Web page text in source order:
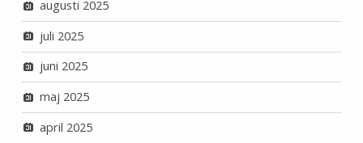
augusti 2025
juli 2025
juni 2025
maj 2025
april 2025